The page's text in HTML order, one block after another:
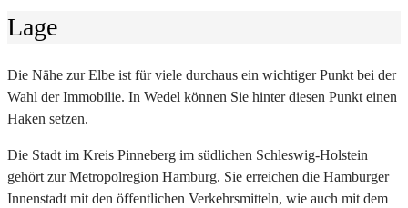
Lage
Die Nähe zur Elbe ist für viele durchaus ein wichtiger Punkt bei der
Wahl der Immobilie. In Wedel können Sie hinter diesen Punkt einen
Haken setzen.
Die Stadt im Kreis Pinneberg im südlichen Schleswig-Holstein
gehört zur Metropolregion Hamburg. Sie erreichen die Hamburger
Innenstadt mit den öffentlichen Verkehrsmitteln, wie auch mit dem